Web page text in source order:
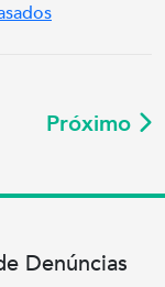
Próximo
Denúncias